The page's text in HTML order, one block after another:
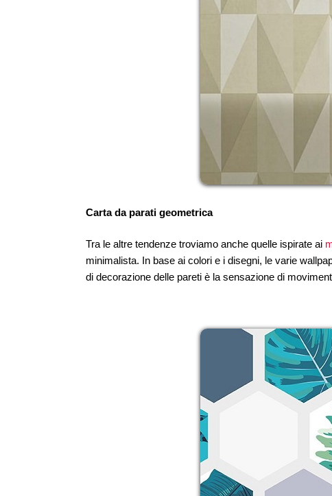
Carta da parati geometrica
Tra le altre tendenze troviamo anche quelle ispirate ai
minimalista. In base ai colori e i disegni, le varie
di decorazione delle pareti è la sensazione di